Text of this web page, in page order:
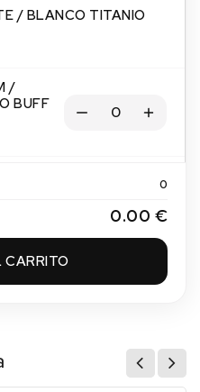
/ BLANCO TITANIO
/
BUFF
DE
0
0.00 €
CARRITO